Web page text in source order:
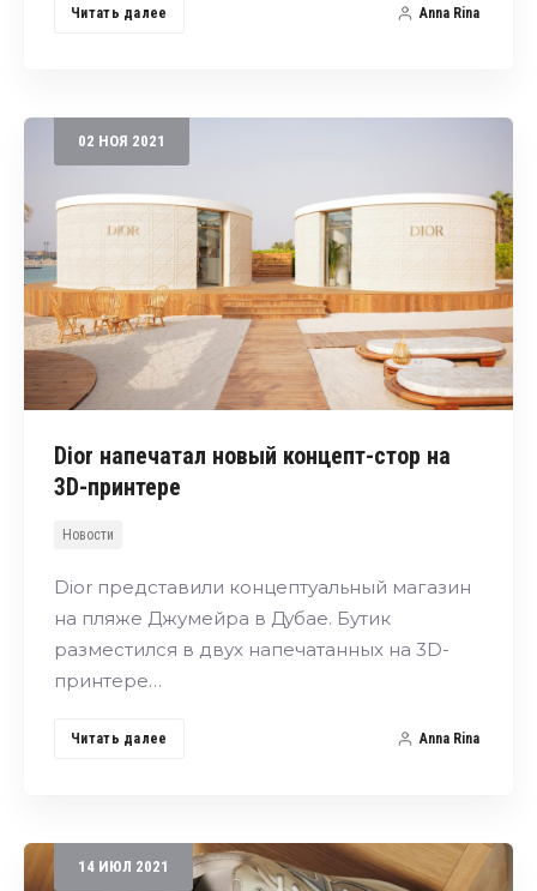
Читать далее Anna Rina
02 НОЯ 2021
Dior напечатал новый концепт-стор на
3D-принтере
Новости
Dior представили концептуальный магазин
на пляже Джумейра в Дубае. Бутик
разместился в двух напечатанных на 3D-
принтере…
Читать далее Anna Rina
14 ИЮЛ 2021